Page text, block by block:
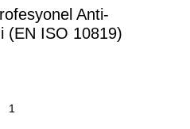
Anti-
(EN ISO 10819)